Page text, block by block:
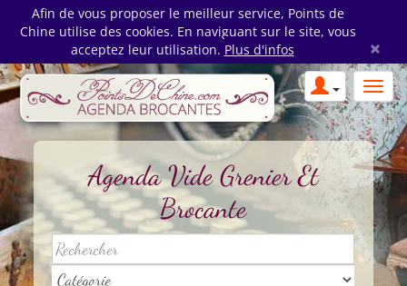
Afin de vous proposer le meilleur service, Points de
Chine utilise des cookies. En naviguant sur le site, vous
acceptez leur utilisation. Plus d'infos ×
Agenda Vide Grenier Et
Brocante